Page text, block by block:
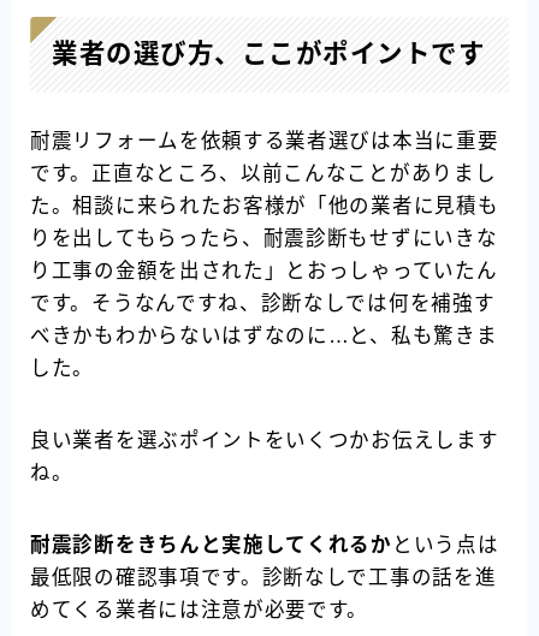
業者の選び方、ここがポイントです
耐震リフォームを依頼する業者選びは本当に重要
です。正直なところ、以前こんなことがありまし
た。相談に来られたお客様が「他の業者に見積も
りを出してもらったら、耐震診断もせずにいきな
り工事の金額を出された」とおっしゃっていたん
です。そうなんですね、診断なしでは何を補強す
べきかもわからないはずなのに…と、私も驚きま
した。
良い業者を選ぶポイントをいくつかお伝えします
ね。
耐震診断をきちんと実施してくれるか という点は
最低限の確認事項です。診断なしで工事の話を進
めてくる業者には注意が必要です。